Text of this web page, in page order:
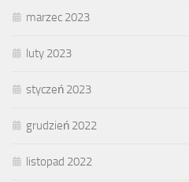
marzec 2023
luty 2023
styczeń 2023
grudzień 2022
listopad 2022